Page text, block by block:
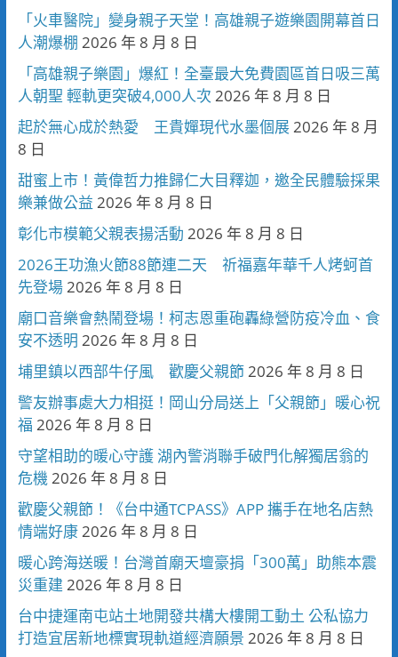
「火車醫院」變身親子天堂！高雄親子遊樂園開幕首日
人潮爆棚 2026 年 8 月 8 日
「高雄親子樂園」爆紅！全臺最大免費園區首日吸三萬
人朝聖 輕軌更突破4,000人次 2026 年 8 月 8 日
起於無心成於熱愛 王貴嬋現代水墨個展 2026 年 8 月
8 日
甜蜜上市！黃偉哲力推歸仁大目釋迦，邀全民體驗採果
樂兼做公益 2026 年 8 月 8 日
彰化市模範父親表揚活動 2026 年 8 月 8 日
2026王功漁火節88節連二天 祈福嘉年華千人烤蚵首
先登場 2026 年 8 月 8 日
廟口音樂會熱鬧登場！柯志恩重砲轟綠營防疫冷血、食
安不透明 2026 年 8 月 8 日
埔里鎮以西部牛仔風 歡慶父親節 2026 年 8 月 8 日
警友辦事處大力相挺！岡山分局送上「父親節」暖心祝
福 2026 年 8 月 8 日
守望相助的暖心守護 湖內警消聯手破門化解獨居翁的
危機 2026 年 8 月 8 日
歡慶父親節！《台中通TCPASS》APP 攜手在地名店熱
情端好康 2026 年 8 月 8 日
暖心跨海送暖！台灣首廟天壇豪捐「300萬」助熊本震
災重建 2026 年 8 月 8 日
台中捷運南屯站土地開發共構大樓開工動土 公私協力
打造宜居新地標實現軌道經濟願景 2026 年 8 月 8 日